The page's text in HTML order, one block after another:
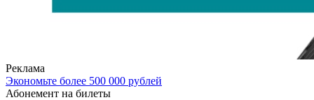
Реклама
Экономьте более 500 000 рублей
Абонемент на билеты